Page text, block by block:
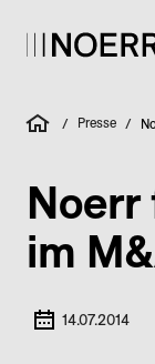
/ Presse /
im
14.07.2014